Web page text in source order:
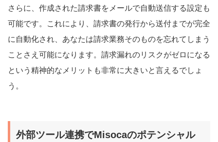
さらに、作成された請求書をメールで自動送信する設定も
可能です。これにより、請求書の発行から送付までが完全
に自動化され、あなたは請求業務そのものを忘れてしまう
ことさえ可能になります。請求漏れのリスクがゼロになる
という精神的なメリットも非常に大きいと言えるでしょ
う。
外部ツール連携でMisocaのポテンシャル